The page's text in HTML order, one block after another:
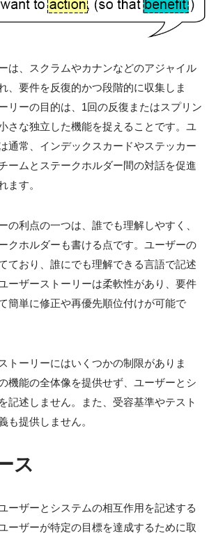
は、スクラムやカナンなどのアジャイル
、要件を反復的かつ段階的に収集しま
リーの目的は、1回の反復またはスプリン
さな独立した機能を捉えることです。ユ
通常、インデックスカードやステッカー
ームとステークホルダー間の対話を促進
ます。
の利点の一つは、誰でも理解しやすく、
クホルダーも書ける点です。ユーザーの
ており、誰にでも理解できる言語で記述
ーザーストーリーは柔軟性があり、要件
簡単に修正や再優先順位付けが可能で
トーリーにはいくつかの制限がありま
機能の全体像を提供せず、ユーザーとシ
記述しません。また、受容基準やテスト
も提供しません。
ス
ーザーとシステムの相互作用を記述する
ーザーが特定の目標を達成するために取